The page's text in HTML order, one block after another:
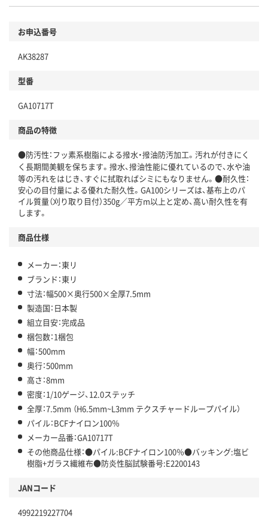
お申込番号
AK38287
型番
GA10717T
商品の特徴
●防汚性：フッ素系樹脂による撥水・撥油防汚加工。汚れが付きにく
く長期間美観を保ちます。撥水、撥油性能に優れているので、水や油
等の汚れをはじき、すぐに拭取ればシミにもなりません。●耐久性：
安心の目付量による優れた耐久性。GA100シリーズは、基布上のパ
イル質量（刈り取り目付）350g／平方m以上と定め、高い耐久性を有
します。
商品仕様
メーカー：東リ
ブランド：東リ
寸法：幅500×奥行500×全厚7.5mm
製造国：日本製
組立目安：完成品
梱包数：1梱包
幅：500mm
奥行：500mm
高さ：8mm
密度：1/10ゲージ、12.0ステッチ
全厚：7.5mm （H6.5mm~L3mm テクスチャードループパイル）
パイル：BCFナイロン100％
メーカー品番：GA10717T
その他商品仕様：●パイル:BCFナイロン100％●バッキング:塩ビ
樹脂+ガラス繊維布●防炎性脳試験番号:E2200143
JANコード
4992219227704